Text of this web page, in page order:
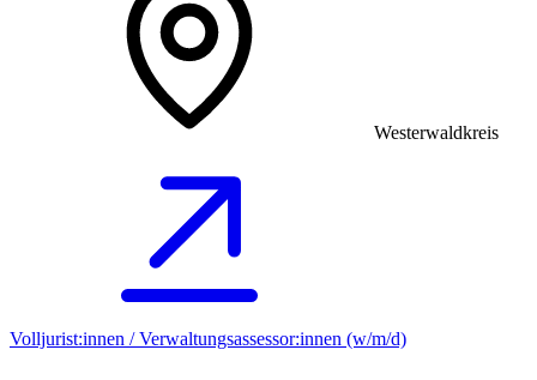
Westerwaldkreis
Volljurist:innen / Verwaltungsassessor:innen (w/m/d)